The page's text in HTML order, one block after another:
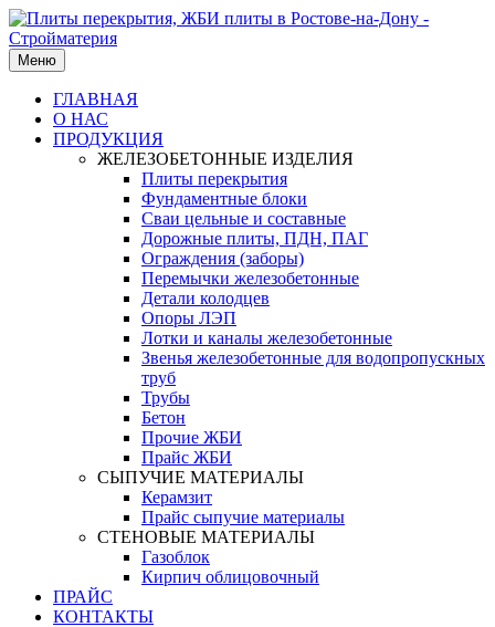
Меню
ГЛАВНАЯ
О НАС
ПРОДУКЦИЯ
ЖЕЛЕЗОБЕТОННЫЕ ИЗДЕЛИЯ
Плиты перекрытия
Фундаментные блоки
Сваи цельные и составные
Дорожные плиты, ПДН, ПАГ
Ограждения (заборы)
Перемычки железобетонные
Детали колодцев
Опоры ЛЭП
Лотки и каналы железобетонные
Звенья железобетонные для водопропускных
труб
Трубы
Бетон
Прочие ЖБИ
Прайс ЖБИ
СЫПУЧИЕ МАТЕРИАЛЫ
Керамзит
Прайс сыпучие материалы
СТЕНОВЫЕ МАТЕРИАЛЫ
Газоблок
Кирпич облицовочный
ПРАЙС
КОНТАКТЫ